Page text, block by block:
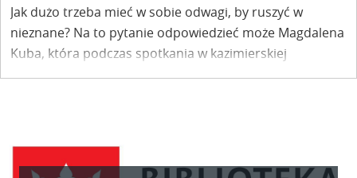
Jak dużo trzeba mieć w sobie odwagi, by ruszyć w
nieznane? Na to pytanie odpowiedzieć może Magdalena
Kuba, która podczas spotkania w kazimierskiej
bibliotece podzieli się wrażeniami ze swojej ostatniej